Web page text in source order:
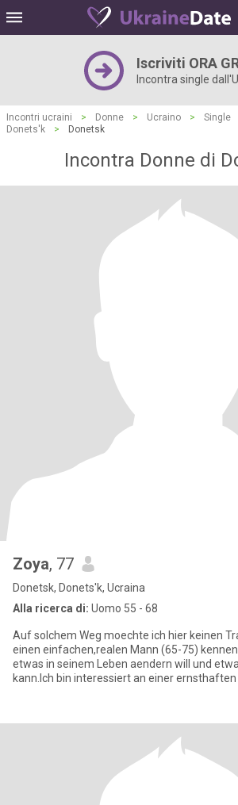
Iscriviti ORA
Incontra single
Incontri ucraini > Donne > Ucraino > Single
Donets'k
> Donetsk
Incontra Donne di
Zoya, 77
Donetsk, Donets'k, Ucraina
Alla ricerca di: Uomo 55 - 68
Auf solchem Weg moechte ich hier keinen
einen einfachen,realen Mann (65-75) kennenlernen,der so wie ich
etwas in seinem Leben aendern will und etwas Neues aufbauen
kann.Ich bin interessiert an einer